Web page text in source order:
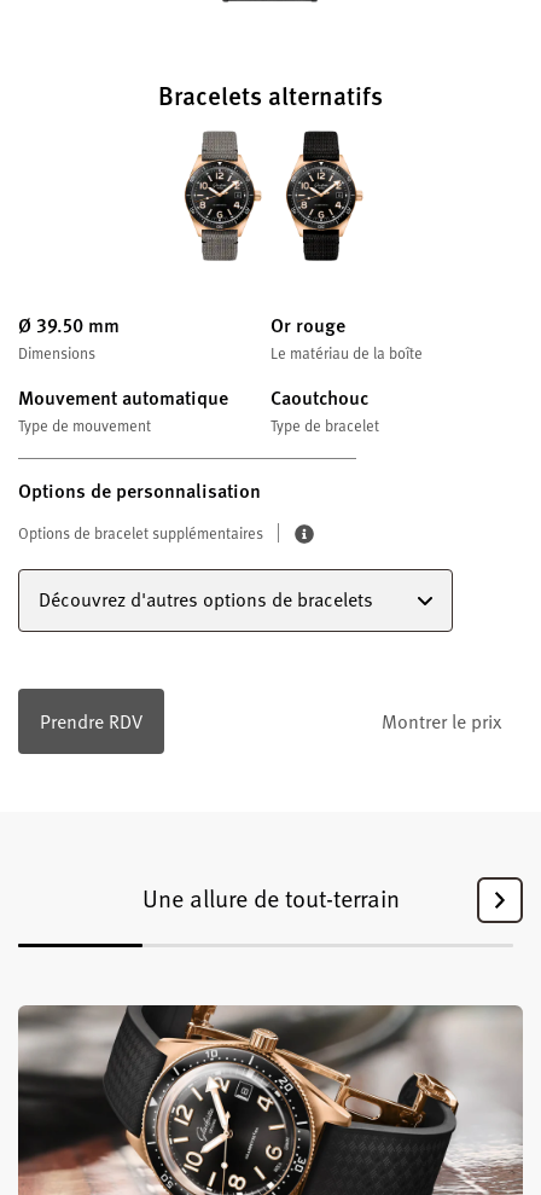
Bracelets alternatifs
Ø 39.50 mm
Dimensions
Or rouge
Le matériau de la boîte
Mouvement automatique
Type de mouvement
Caoutchouc
Type de bracelet
Options de personnalisation
Options de bracelet supplémentaires
Découvrez d'autres options de bracelets
Prendre RDV Montrer le prix
Une allure de tout-terrain